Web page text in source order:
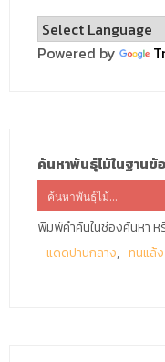
Powered by
ค้นหาพันธุ์ไม้ในฐานข้
พิมพ์คำค้นในช่องค้นหา ห
แดดปานกลาง
ทนแล้ง